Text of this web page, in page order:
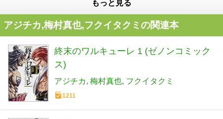
もっと見る
アジチカ,梅村真也,フクイタクミの関連本
終末のワルキューレ 1 (ゼノンコミック
ス)
アジチカ 梅村真也 フクイタクミ
1211